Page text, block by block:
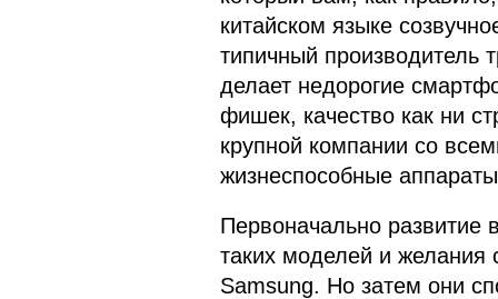
китайском языке
типичный производитель
делает недорогие
фишек, качество как ни
крупной компании со
жизнеспособные
Первоначально развитие
таких моделей и желания
Samsung. Но затем они